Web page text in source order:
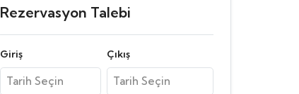
Rezervasyon Talebi
Giriş Çıkış